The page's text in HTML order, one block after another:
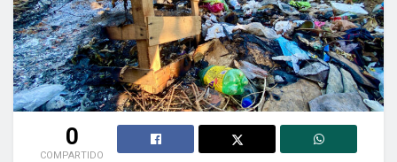
0
COMPARTIDO